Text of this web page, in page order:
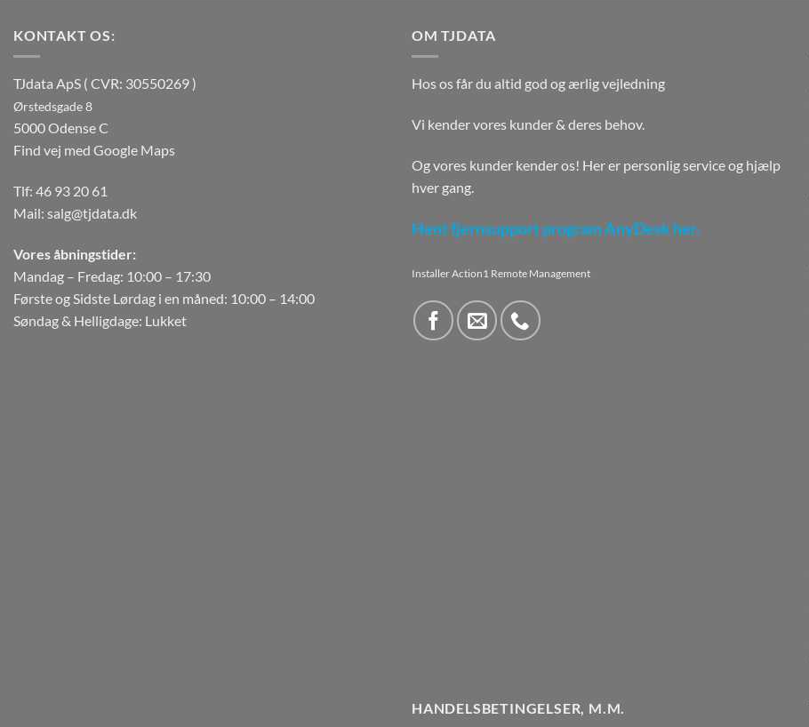
KONTAKT OS:
TJdata ApS ( CVR: 30550269 )
Ørstedsgade 8
5000 Odense C
Find vej med Google Maps
Tlf: 46 93 20 61
Mail: salg@tjdata.dk
Vores åbningstider:
Mandag – Fredag: 10:00 – 17:30
Første og Sidste Lørdag i en måned: 10:00 – 14:00
Søndag & Helligdage: Lukket
OM TJDATA
Hos os får du altid god og ærlig vejledning
Vi kender vores kunder & deres behov.
Og vores kunder kender os! Her er personlig service og hjælp
hver gang.
Hent fjernsupport program AnyDesk her.
Installer Action1 Remote Management
HANDELSBETINGELSER, M.M.